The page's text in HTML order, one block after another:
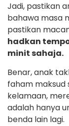
Jadi, pastikan
bahawa masa
pastikan
hadkan
minit sahaja.
Benar, anak
faham maksud
kelamaan,
adalah hanya
benda lain lagi.